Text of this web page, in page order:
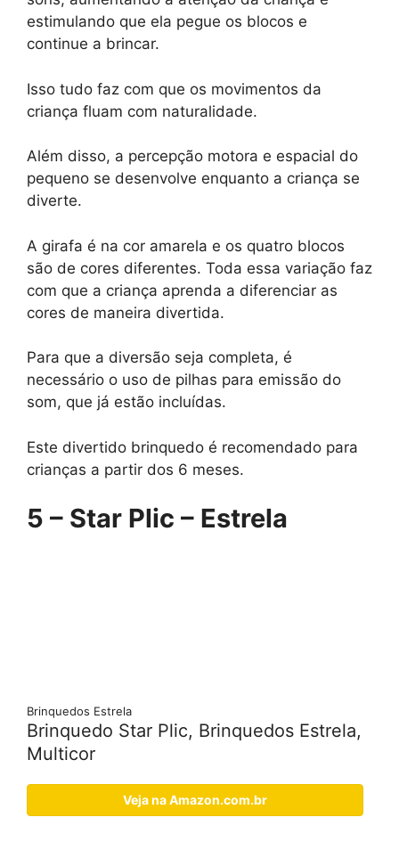
estimulando que ela pegue os blocos e
continue a brincar.
Isso tudo faz com que os movimentos da
criança fluam com naturalidade.
Além disso, a percepção motora e espacial do
pequeno se desenvolve enquanto a criança se
diverte.
A girafa é na cor amarela e os quatro blocos
são de cores diferentes. Toda essa variação faz
com que a criança aprenda a diferenciar as
cores de maneira divertida.
Para que a diversão seja completa, é
necessário o uso de pilhas para emissão do
som, que já estão incluídas.
Este divertido brinquedo é recomendado para
crianças a partir dos 6 meses.
5 – Star Plic – Estrela
Brinquedos Estrela
Brinquedo Star Plic, Brinquedos Estrela,
Multicor
Veja na Amazon.com.br